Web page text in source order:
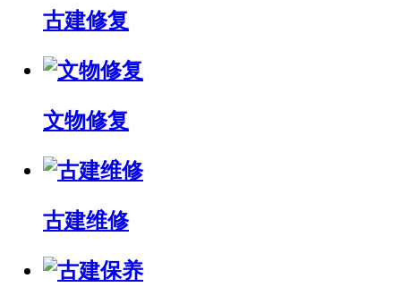
古建修复
文物修复
古建维修